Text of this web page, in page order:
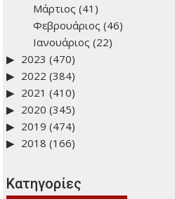
Μάρτιος (41)
Φεβρουάριος (46)
Ιανουάριος (22)
2023 (470)
2022 (384)
2021 (410)
2020 (345)
2019 (474)
2018 (166)
Kατηγορίες